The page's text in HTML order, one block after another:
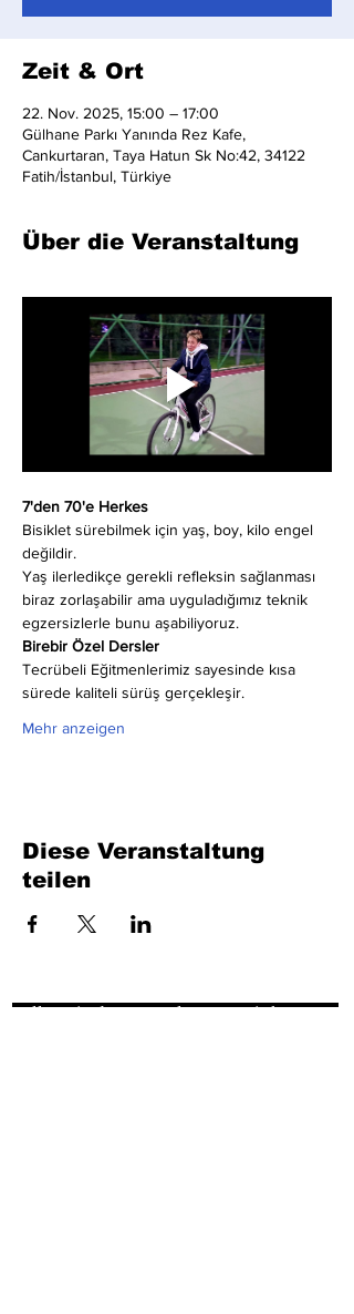
Zeit & Ort
22. Nov. 2025, 15:00 – 17:00
Gülhane Parkı Yanında Rez Kafe,
Cankurtaran, Taya Hatun Sk No:42, 34122
Fatih/İstanbul, Türkiye
Über die Veranstaltung
7'den 70'e Herkes
Bisiklet sürebilmek için yaş, boy, kilo engel
değildir.
Yaş ilerledikçe gerekli refleksin sağlanması
biraz zorlaşabilir ama uyguladığımız teknik
egzersizlerle bunu aşabiliyoruz.
Birebir Özel Dersler
Tecrübeli Eğitmenlerimiz sayesinde kısa
sürede kaliteli sürüş gerçekleşir.
Mehr anzeigen
Diese Veranstaltung
teilen
Füllen Sie das Formular aus. Wir kommen